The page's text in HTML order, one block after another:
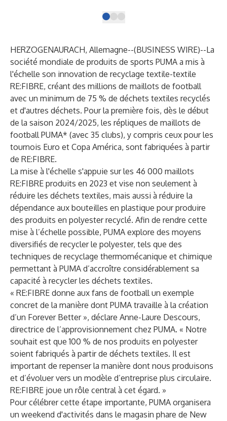
HERZOGENAURACH, Allemagne--(BUSINESS WIRE)--La
société mondiale de produits de sports PUMA a mis à
l'échelle son innovation de recyclage textile-textile
RE:FIBRE, créant des millions de maillots de football
avec un minimum de 75 % de déchets textiles recyclés
et d'autres déchets. Pour la première fois, dès le début
de la saison 2024/2025, les répliques de maillots de
football PUMA* (avec 35 clubs), y compris ceux pour les
tournois Euro et Copa América, sont fabriquées à partir
de RE:FIBRE.
La mise à l'échelle s'appuie sur les 46 000 maillots
RE:FIBRE produits en 2023 et vise non seulement à
réduire les déchets textiles, mais aussi à réduire la
dépendance aux bouteilles en plastique pour produire
des produits en polyester recyclé. Afin de rendre cette
mise à l’échelle possible, PUMA explore des moyens
diversifiés de recycler le polyester, tels que des
techniques de recyclage thermomécanique et chimique
permettant à PUMA d’accroître considérablement sa
capacité à recycler les déchets textiles.
« RE:FIBRE donne aux fans de football un exemple
concret de la manière dont PUMA travaille à la création
d’un Forever Better », déclare Anne-Laure Descours,
directrice de l’approvisionnement chez PUMA. « Notre
souhait est que 100 % de nos produits en polyester
soient fabriqués à partir de déchets textiles. Il est
important de repenser la manière dont nous produisons
et d’évoluer vers un modèle d’entreprise plus circulaire.
RE:FIBRE joue un rôle central à cet égard. »
Pour célébrer cette étape importante, PUMA organisera
un weekend d'activités dans le magasin phare de New